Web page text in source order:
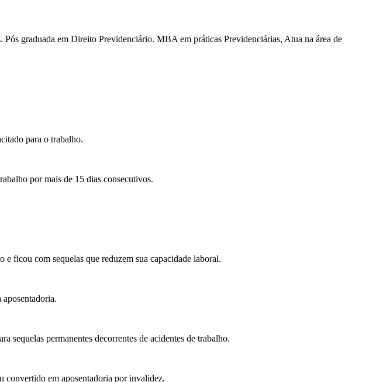
graduada em Direito Previdenciário. MBA em práticas Previdenciárias, Atua na área de
para o trabalho.
por mais de 15 dias consecutivos.
ficou com sequelas que reduzem sua capacidade laboral.
permanentes decorrentes de acidentes de trabalho.
convertido em aposentadoria por invalidez.